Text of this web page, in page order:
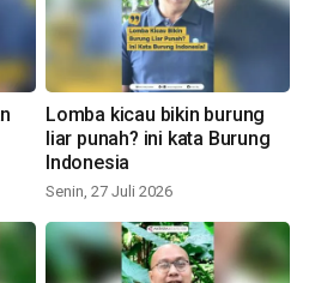
Lomba kicau bikin burung
liar punah? ini kata Burung
Indonesia
Senin, 27 Juli 2026